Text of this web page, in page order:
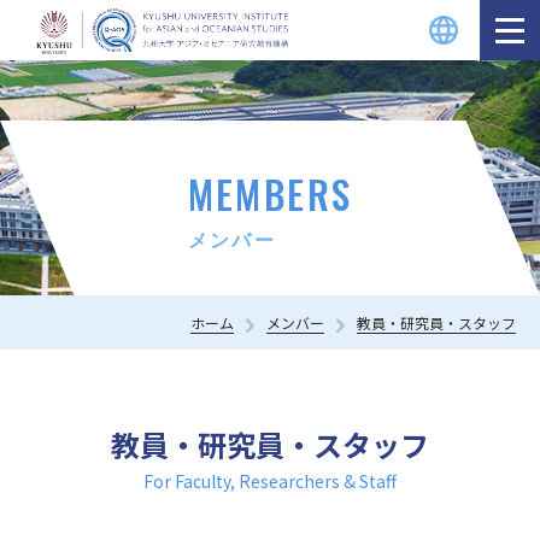
MEMBERS
メンバー
ホーム メンバー 教員・研究員・スタッフ
教員・研究員・スタッフ
For Faculty, Researchers & Staff